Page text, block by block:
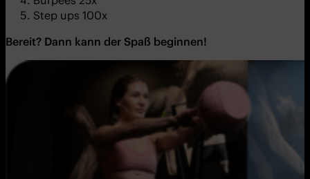
Step ups 100x
Bereit? Dann kann der Spaß beginnen!